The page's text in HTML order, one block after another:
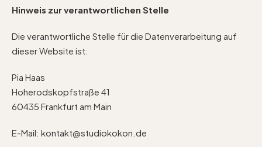
Hinweis zur verantwortlichen Stelle
Die verantwortliche Stelle für die Datenverarbeitung auf
dieser Website ist:
Pia Haas
Hoherodskopfstraße 41
60435 Frankfurt am Main
E-Mail: kontakt@studiokokon.de